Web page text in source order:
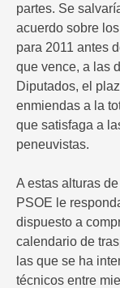
partes. Se
acuerdo sobre
para 2011 antes
que vence, a las
Diputados, el
enmiendas a la
que satisfaga a
peneuvistas.
A estas alturas
PSOE le
dispuesto a
calendario de
las que se ha
técnicos entre